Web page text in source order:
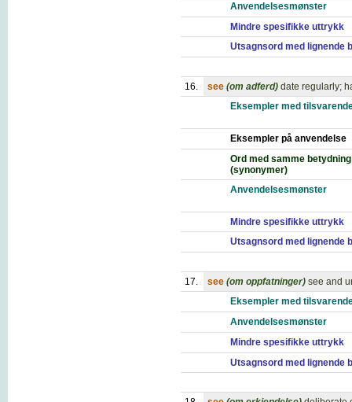
Anvendelsesmønster
Mindre spesifikke uttrykk
Utsagnsord med lignende
16. see (om adferd) date regularly;
Eksempler med
Eksempler på anvendelse
Ord med samme betydning
(synonymer)
Anvendelsesmønster
Mindre spesifikke uttrykk
Utsagnsord med lignende
17. see (om oppfatninger) see and
Eksempler med
Anvendelsesmønster
Mindre spesifikke uttrykk
Utsagnsord med lignende